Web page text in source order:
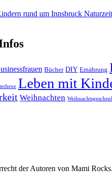
Bücher DIY Ernährung
Leben mit
Weihnachten
der Autoren von Mami